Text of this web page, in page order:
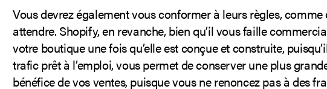
Vous devrez également vous conformer à leurs règles, comme
attendre. Shopify, en revanche, bien qu’il vous faille
votre boutique une fois qu’elle est conçue et construite,
trafic prêt à l’emploi, vous permet de conserver une plus
bénéfice de vos ventes, puisque vous ne renoncez pas à des